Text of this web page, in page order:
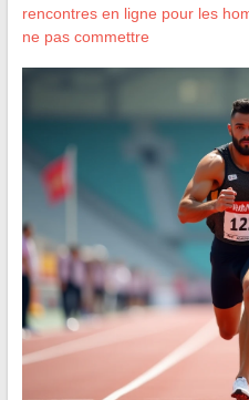
rencontres en ligne pour les
ne pas commettre